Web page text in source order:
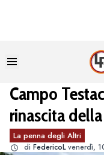
Campo
rinascita
La penna degli Altri
di FedericoL venerdì,